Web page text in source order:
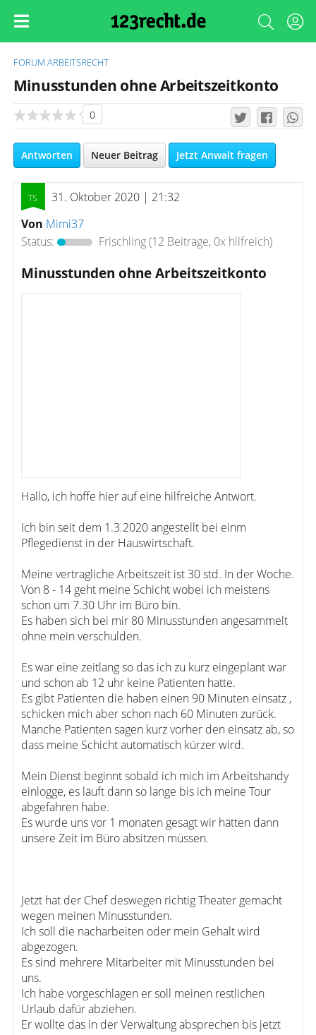
FORUM ARBEITSRECHT
Minusstunden ohne Arbeitszeitkonto
0
Antworten Neuer Beitrag Jetzt Anwalt fragen
31. Oktober 2020 | 21:32
Von Mimi37
Status:
Frischling(12 Beiträge, 0x hilfreich)
Minusstunden ohne Arbeitszeitkonto
Hallo, ich hoffe hier auf eine hilfreiche Antwort.
Ich bin seit dem 1.3.2020 angestellt bei einm
Pflegedienst in der Hauswirtschaft.
Meine vertragliche Arbeitszeit ist 30 std. In der Woche.
Von 8 - 14 geht meine Schicht wobei ich meistens
schon um 7.30 Uhr im Büro bin.
Es haben sich bei mir 80 Minusstunden angesammelt
ohne mein verschulden.
Es war eine zeitlang so das ich zu kurz eingeplant war
und schon ab 12 uhr keine Patienten hatte.
Es gibt Patienten die haben einen 90 Minuten einsatz ,
schicken mich aber schon nach 60 Minuten zurück.
Manche Patienten sagen kurz vorher den einsatz ab, so
dass meine Schicht automatisch kürzer wird.
Mein Dienst beginnt sobald ich mich im Arbeitshandy
einlogge, es läuft dann so lange bis ich meine Tour
abgefahren habe.
Es wurde uns vor 1 monaten gesagt wir hätten dann
unsere Zeit im Büro absitzen müssen.
Jetzt hat der Chef deswegen richtig Theater gemacht
wegen meinen Minusstunden.
Ich soll die nacharbeiten oder mein Gehalt wird
abgezogen.
Es sind mehrere Mitarbeiter mit Minusstunden bei
uns.
Ich habe vorgeschlagen er soll meinen restlichen
Urlaub dafür abziehen.
Er wollte das in der Verwaltung absprechen bis jetzt